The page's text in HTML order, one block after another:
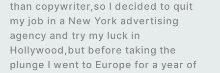
than copywriter,so I decided to quit
my job in a New York advertising
agency and try my luck in
Hollywood,but before taking the
plunge I went to Europe for a year of